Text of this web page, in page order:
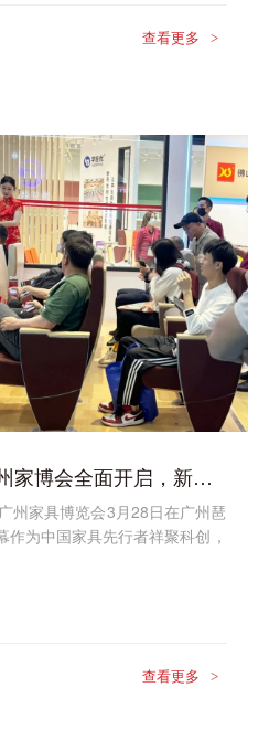
查看更多 >
祥聚科创×CIFF广州家博会全面开启，新产品、新技术、新趋势！
州家具博览会3月28日在广州琶
为中国家具先行者祥聚科创，
查看更多 >